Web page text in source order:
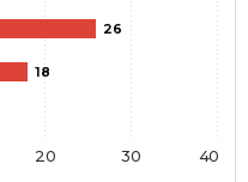
26
18
20 30 40